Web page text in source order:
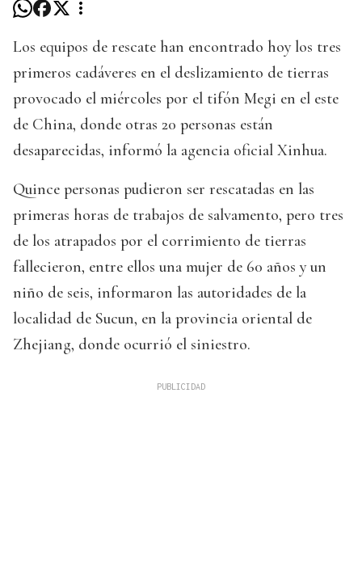
Los equipos de rescate han encontrado hoy los tres
primeros cadáveres en el deslizamiento de tierras
provocado el miércoles por el tifón Megi en el este
de China, donde otras 20 personas están
desaparecidas, informó la agencia oficial Xinhua.
Quince personas pudieron ser rescatadas en las
primeras horas de trabajos de salvamento, pero tres
de los atrapados por el corrimiento de tierras
fallecieron, entre ellos una mujer de 60 años y un
niño de seis, informaron las autoridades de la
localidad de Sucun, en la provincia oriental de
Zhejiang, donde ocurrió el siniestro.